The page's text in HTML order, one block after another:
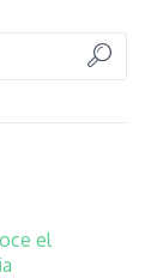
el